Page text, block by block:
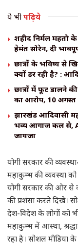
ये भीपढ़िये
शहीद निर्मल महतो
हेमंत सोरेन, दी
छात्रों के भविष्य से
क्यों डर रही है? :
छात्रों में फूट डालने
का आरोप, 10 अगस्त
झारखंड आदिवासी
भव्य आगाज कल से,
जायजा
योगी सरकार की
महाकुम्भ की व्यवस्था
योगी सरकार की ओर से
की प्रशंसा करते दिखे।
देश-विदेश के लोगों को
महाकुम्भ में आस्था,
रहा है। सोशल